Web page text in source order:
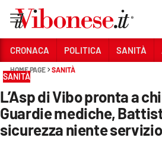
Sezioni
CRONACA
POLITICA
CRONACA POLITICA SANITÀ
HOME PAGE SANITÀ
SANITÀ
L’Asp di Vibo pronta a
Guardie mediche,
sicurezza niente